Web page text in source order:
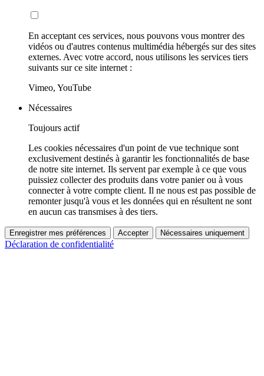
En acceptant ces services, nous pouvons vous montrer des
vidéos ou d'autres contenus multimédia hébergés sur des sites
externes. Avec votre accord, nous utilisons les services tiers
suivants sur ce site internet :
Vimeo, YouTube
Nécessaires
Toujours actif
Les cookies nécessaires d'un point de vue technique sont
exclusivement destinés à garantir les fonctionnalités de base
de notre site internet. Ils servent par exemple à ce que vous
puissiez collecter des produits dans votre panier ou à vous
connecter à votre compte client. Il ne nous est pas possible de
remonter jusqu'à vous et les données qui en résultent ne sont
en aucun cas transmises à des tiers.
Enregistrer mes préférences Accepter Nécessaires uniquement
Déclaration de confidentialité